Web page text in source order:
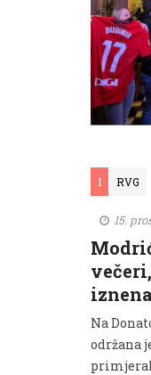
I RVG
15.
Na
održana